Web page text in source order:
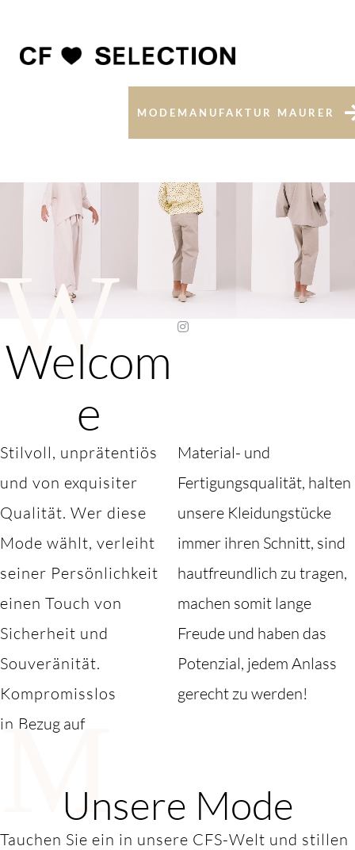
MODEMANUFAKTUR MAURER
W
Welcom
e
Stilvoll, unprätentiös
und von exquisiter
Qualität. Wer diese
Mode wählt, verleiht
seiner Persönlichkeit
einen Touch von
Sicherheit und
Souveränität.
Kompromisslos
in Bezug auf
Material- und
Fertigungsqualität, halten
unsere Kleidungstücke
immer ihren Schnitt, sind
hautfreundlich zu tragen,
machen somit lange
Freude und haben das
Potenzial, jedem Anlass
gerecht zu werden!
MUnsere Mode
Tauchen Sie ein in unsere CFS-Welt und stillen